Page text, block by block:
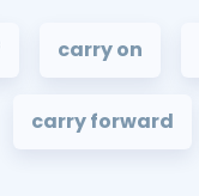
carry on
carry forward